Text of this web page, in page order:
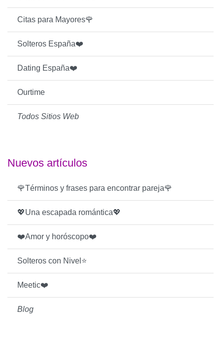
Citas para Mayores🌹
Solteros España❤️
Dating España❤️
Ourtime
Todos Sitios Web
Nuevos artículos
🌹Términos y frases para encontrar pareja🌹
💖Una escapada romántica💖
❤️Amor y horóscopo❤️
Solteros con Nivel⭐️
Meetic❤️
Blog